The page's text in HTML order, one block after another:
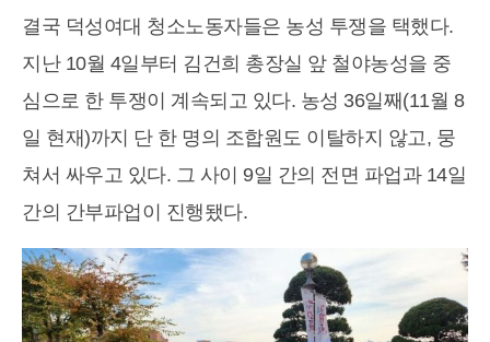
결국 덕성여대 청소노동자들은 농성 투쟁을 택했다.
지난 10월 4일부터 김건희 총장실 앞 철야농성을 중
심으로 한 투쟁이 계속되고 있다. 농성 36일째(11월 8
일 현재)까지 단 한 명의 조합원도 이탈하지 않고, 뭉
쳐서 싸우고 있다. 그 사이 9일 간의 전면 파업과 14일
간의 간부파업이 진행됐다.